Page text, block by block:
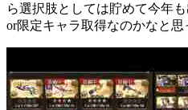
ら選択肢としては貯めて今年
or限定キャラ取得なのかなと思